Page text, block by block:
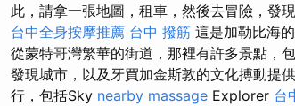
此，請拿一張地圖，租車，然後去冒險，發
台中全身按摩推薦 台中 撥筋 這是加勒比海
從蒙特哥灣繁華的街道，那裡有許多景點，
發現城市，以及牙買加金斯敦的文化搏動提
行，包括Sky nearby massage Explorer 台